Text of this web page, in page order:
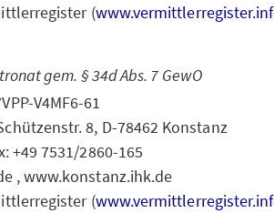
(
gem. § 34d Abs. 7 GewO
V4MF6-61
8, D-78462 Konstanz
+49 7531/2860-165
, www.konstanz.ihk.de
(